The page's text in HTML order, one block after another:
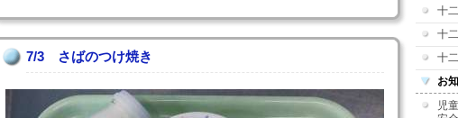
7/3 さばのつけ焼き
十
十
十
お
児